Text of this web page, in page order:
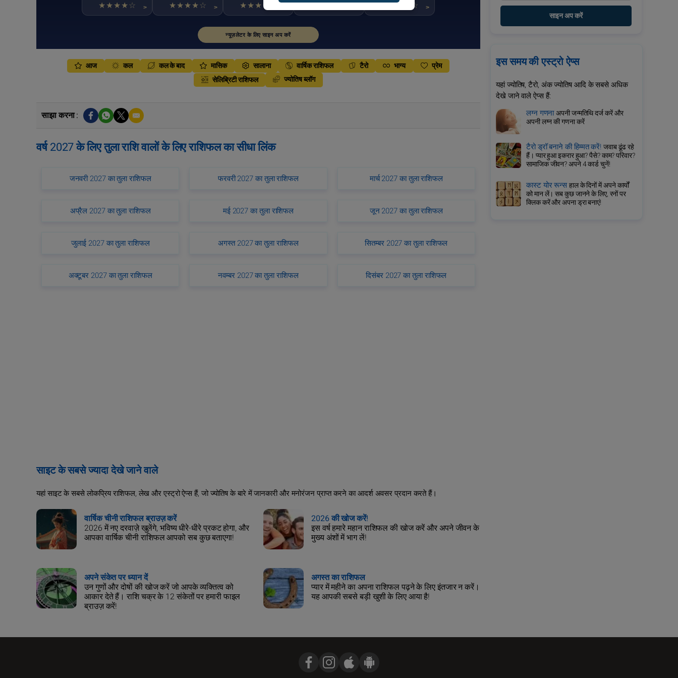
★★★★☆ > ★★★★☆ > ★★★★☆ ★★★★☆ ★★★★☆ >
न्यूज़लेटर के लिए साइन अप करें
आज कल कल के बाद मासिक सालाना वार्षिक राशिफल टैरो भाग्य
प्रेम
सेलिब्रिटी राशिफल
ज्योतिष ब्लॉग
साझा करना :
वर्ष 2027 के लिए तुला राशि वालों के लिए राशिफल का सीधा लिंक
जनवरी 2027 का तुला राशिफल फरवरी 2027 का तुला राशिफल मार्च 2027 का तुला राशिफल
अप्रैल 2027 का तुला राशिफल मई 2027 का तुला राशिफल जून 2027 का तुला राशिफल
जुलाई 2027 का तुला राशिफल अगस्त 2027 का तुला राशिफल सितम्बर 2027 का तुला राशिफल
अक्टूबर 2027 का तुला राशिफल नवम्बर 2027 का तुला राशिफल दिसंबर 2027 का तुला राशिफल
साइट के सबसे ज्यादा देखे जाने वाले
यहां साइट के सबसे लोकप्रिय राशिफल, लेख और एस्ट्रो ऐप्स हैं, जो ज्योतिष के बारे में जानकारी और मनोरंजन प्राप्त करने का आदर्श अवसर प्रदान करते हैं।
वार्षिक चीनी राशिफल ब्राउज़ करें
2026 में नए दरवाज़े खुलेंगे, भविष्य धीरे-धीरे प्रकट होगा, और
आपका वार्षिक चीनी राशिफल आपको सब कुछ बताएगा!
2026 की खोज करें!
इस वर्ष हमारे महान राशिफल की खोज करें और अपने जीवन के
मुख्य अंशों में भाग लें!
अपने संकेत पर ध्यान दें
उन गुणों और दोषों की खोज करें जो आपके व्यक्तित्व को
आकार देते हैं। राशि चक्र के 12 संकेतों पर हमारी फाइल
ब्राउज़ करें!
अगस्त का राशिफल
प्यार में महीने का अपना राशिफल पढ़ने के लिए इंतजार न करें।
यह आपकी सबसे बड़ी खुशी के लिए आया है!
साइन अप करें
इस समय की एस्ट्रो ऐप्स
यहां ज्योतिष, टैरो, अंक ज्योतिष आदि के सबसे अधिक
देखे जाने वाले ऐप्स हैं:
लग्न गणनाअपनी जन्मतिथि दर्ज करें और
अपनी लग्न की गणना करें
टैरो ड्रॉ बनाने की हिम्मत करें!जवाब ढूंढ रहे
हैं। प्यार हुआ इकरार हुआ? पैसे? काम? परिवार?
सामाजिक जीवन? अपने 4 कार्ड चुनें!
कास्ट योर रून्सहाल के दिनों में अपने कार्यों
को मान लें। सब कुछ जानने के लिए, रनों पर
क्लिक करें और अपना ड्रा बनाएं!